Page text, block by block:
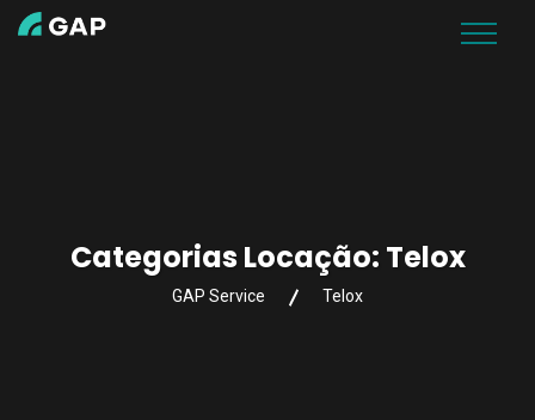
Categorias Locação: Telox
GAP Service Telox